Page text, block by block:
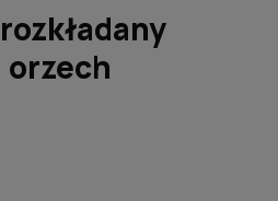
orzech